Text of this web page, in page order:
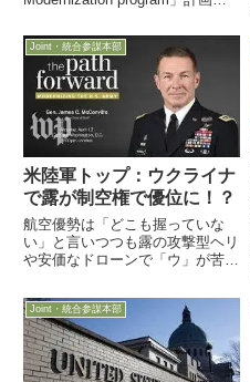
combatant）の見通しが暗い中3
月14日米海軍大西洋水上艦隊司
令部は、アー...
Joint・統合参謀本部
米陸軍トップ：ウクライナ
で露が制空権で優位に！？
航空優勢は「どこも握っていな
い」と言いつつも露の攻撃型ヘリ
や安価なドローンで「ウ」が苦戦
携運用が必要ともウ外相は「最大
の問題は、ロシアが空を支配して
いる事だ」と6月23日、まもなく
退役予定のMcConville...
Joint・統合参謀本部